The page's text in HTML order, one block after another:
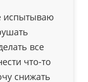
испытываю
все
что-то
снижать